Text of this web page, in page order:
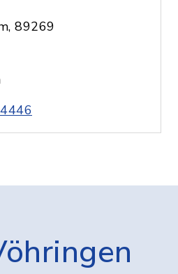
89269